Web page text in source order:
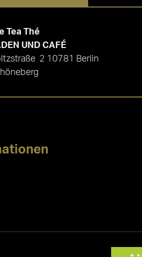
Tea Thé
UND CAFÉ
2 10781 Berlin